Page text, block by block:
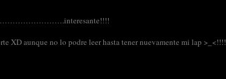
XD aunque no lo podre leer hasta tener nuevamente mi lap >_<!!!!